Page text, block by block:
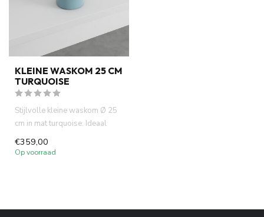
KLEINE WASKOM 25 CM
TURQUOISE
Stijlvolle kleine waskom Ø 25
cm in mat turquoise. Ideaal
voor fontein toiletten...
€359,00
Op voorraad